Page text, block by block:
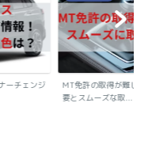
ーチェンジ
MT免許の取得が難し
要とスムーズな取...